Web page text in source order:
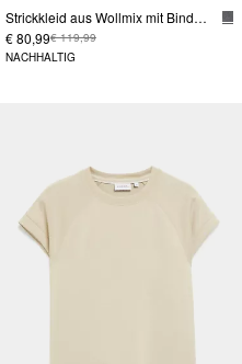
Strickkleid aus Wollmix mit Bindedetail
€ 80,99€ 119,99
NACHHALTIG